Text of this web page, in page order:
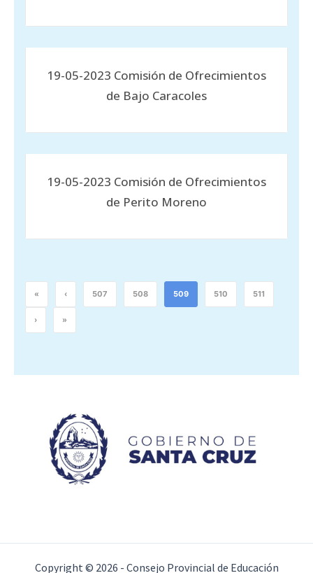
19-05-2023 Comisión de Ofrecimientos
de Bajo Caracoles
19-05-2023 Comisión de Ofrecimientos
de Perito Moreno
« ‹ 507 508 509 510 511
› »
Copyright © 2026 - Consejo Provincial de Educación